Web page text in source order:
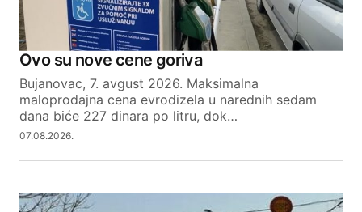
Ovo su nove cene goriva
Bujanovac, 7. avgust 2026. Maksimalna
maloprodajna cena evrodizela u narednih sedam
dana biće 227 dinara po litru, dok…
07.08.2026.